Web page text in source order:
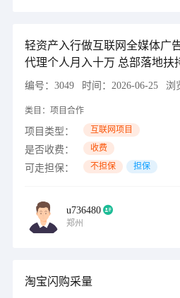
轻资产入行做互联网全媒体广
代理个人月入十万 总部落地扶
编号： 3049 时间： 2026-06-25 浏
类目： 项目合作
项目类型： 互联网项目
是否收费： 收费
可走担保： 不担保 担保
u736480
郑州
淘宝闪购采量